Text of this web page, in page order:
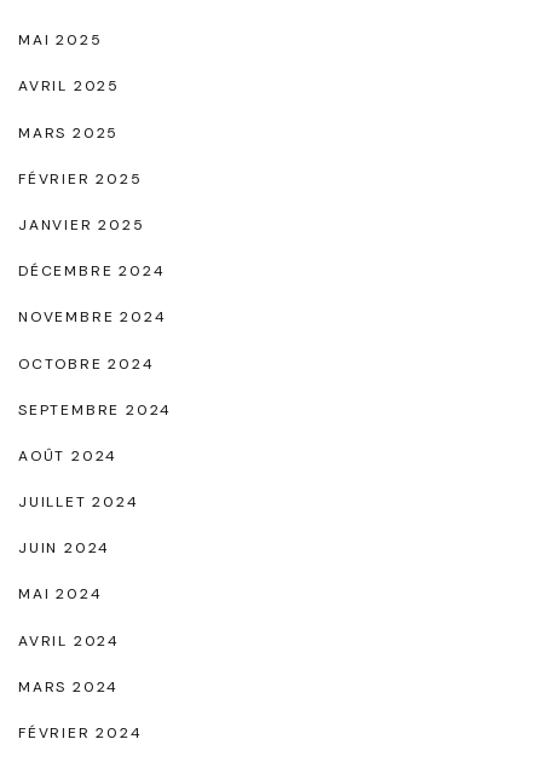
MAI 2025
AVRIL 2025
MARS 2025
FÉVRIER 2025
JANVIER 2025
DÉCEMBRE 2024
NOVEMBRE 2024
OCTOBRE 2024
SEPTEMBRE 2024
AOÛT 2024
JUILLET 2024
JUIN 2024
MAI 2024
AVRIL 2024
MARS 2024
FÉVRIER 2024